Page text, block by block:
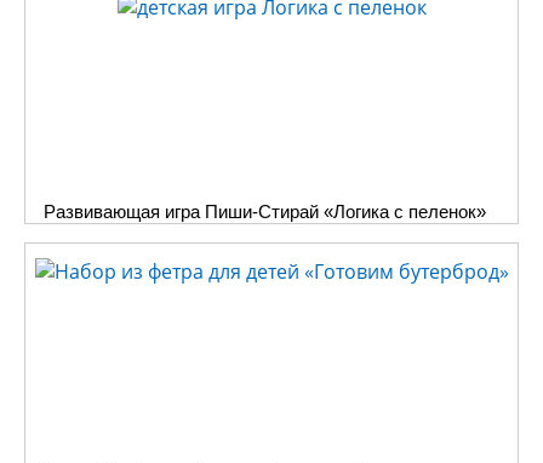
Развивающая игра Пиши-Стирай «Логика с пеленок»